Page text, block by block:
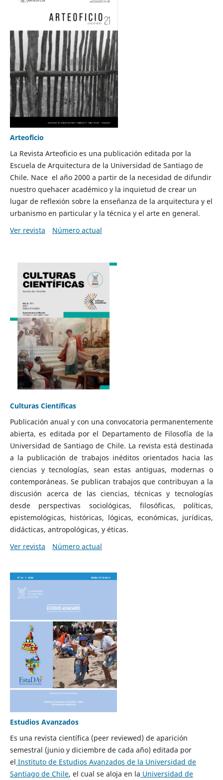
Arteoficio
La Revista Arteoficio es una publicación editada por la
Escuela de Arquitectura de la Universidad de Santiago de
Chile. Nace el año 2000 a partir de la necesidad de difundir
nuestro quehacer académico y la inquietud de crear un
lugar de reflexión sobre la enseñanza de la arquitectura y el
urbanismo en particular y la técnica y el arte en general.
Ver revista
Número actual
Culturas Científicas
Publicación anual y con una convocatoria permanentemente
abierta, es editada por el Departamento de Filosofía de la
Universidad de Santiago de Chile. La revista está destinada
a la publicación de trabajos inéditos orientados hacia las
ciencias y tecnologías, sean estas antiguas, modernas o
contemporáneas. Se publican trabajos que contribuyan a la
discusión acerca de las ciencias, técnicas y tecnologías
desde perspectivas sociológicas, filosóficas, políticas,
epistemológicas, históricas, lógicas, económicas, jurídicas,
didácticas, antropológicas, y éticas.
Ver revista
Número actual
Estudios Avanzados
Es una revista científica (peer reviewed) de aparición
semestral (junio y diciembre de cada año) editada por
el Instituto de Estudios Avanzados de la Universidad de
Santiago de Chile, el cual se aloja en la Universidad de